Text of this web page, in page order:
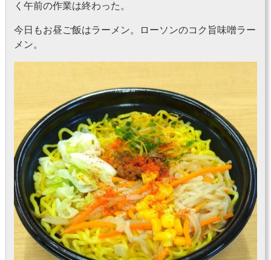
く午前の作業は終わった。
今日もお昼ご飯はラーメン。ローソンのコク旨味噌ラー
メン。